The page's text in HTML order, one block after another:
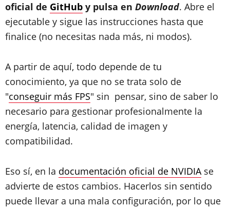
oficial de GitHub y pulsa en Download. Abre el
ejecutable y sigue las instrucciones hasta que
finalice (no necesitas nada más, ni modos).
A partir de aquí, todo depende de tu
conocimiento, ya que no se trata solo de
"conseguir más FPS" sin pensar, sino de saber lo
necesario para gestionar profesionalmente la
energía, latencia, calidad de imagen y
compatibilidad.
Eso sí, en la documentación oficial de NVIDIAse
advierte de estos cambios. Hacerlos sin sentido
puede llevar a una mala configuración, por lo que